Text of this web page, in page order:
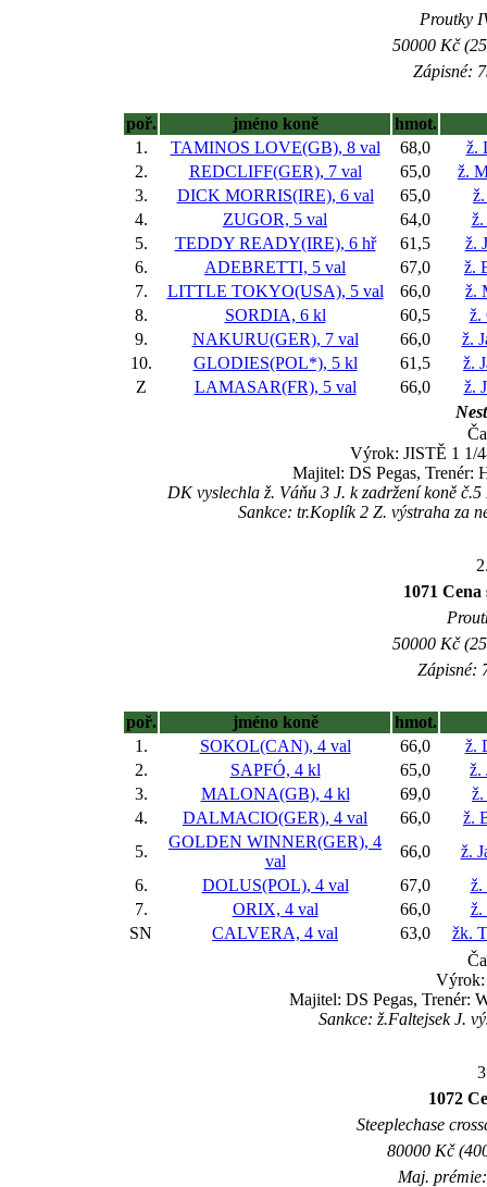
Proutky
50000 Kč
Zápisné:
poř. jméno koně
hmot.
1.
TAMINOS LOVE(GB), 8 val 68,0
ž.
2.
REDCLIFF(GER), 7 val 65,0
ž.
3.
DICK MORRIS(IRE), 6 val 65,0
4.
ZUGOR, 5 val 64,0
5.
TEDDY READY(IRE), 6 hř 61,5
ž.
6.
ADEBRETTI, 5 val 67,0
ž.
7.
LITTLE TOKYO(USA), 5 val 66,0
ž.
8.
SORDIA, 6 kl 60,5
ž.
9.
NAKURU(GER), 7 val 66,0
ž.
10.
GLODIES(POL*), 5 kl 61,5
ž.
Z
LAMASAR(FR), 5 val 66,0
ž.
Výrok: JISTĚ 1 1/
Majitel: DS Pegas, Trenér:
DK vyslechla ž. Váňu 3 J. k zadržení koně
Sankce: tr.Koplík 2 Z. výstraha za
1071 Cena
50000 Kč
Zápisné:
poř. jméno koně
hmot.
1.
SOKOL(CAN), 4 val 66,0
ž.
2.
SAPFÓ, 4 kl 65,0
ž.
3.
MALONA(GB), 4 kl 69,0
ž.
4.
DALMACIO(GER), 4 val 66,0
ž.
5.
GOLDEN WINNER(GER), 4
val
66,0
ž.
6.
DOLUS(POL), 4 val 67,0
ž.
7.
ORIX, 4 val 66,0
ž.
SN
CALVERA, 4 val 63,0
žk.
Výrok:
Majitel: DS Pegas, Trenér:
Sankce: ž.Faltejsek J.
1072
Steeplechase
80000 Kč
Maj.